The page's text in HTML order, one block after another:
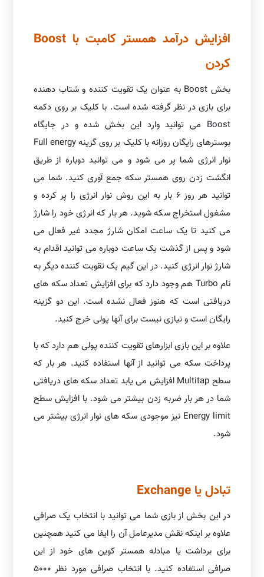
افزایش درآمد همستر کامبت با Boost
کردن
بخش Boost به عنوان یک تقویت کننده و شتاب دهنده
برای بازی در نظر گرفته شده است. با کلیک بر روی دکمه
Boost می توانید وارد این بخش شده و در جایگاه
بوسترهای رایگان روزانه با کلیک بر روی گزینه Full energy
نوار انرژی شما پر می شود و می توانید دوباره از طریق
انگشت زدن روی همستر سکه جمع آوری کنید. شما می
توانید هر روز 6 بار به این روش نوار انرژی را پر کرده و
مشغول استخراج سکه شوید. هر بار که انرژی خود را شارژ
می کنید تا یک ساعت امکان شارژ مجدد غیر فعال می
شود و پس از گذشت یک ساعت دوباره می توانید اقدام به
شارژ نوار انرژی کنید. در این گیم یک تقویت کننده دیگر به
نام Turbo هم وجود دارد که برای افزایش تعداد سکه های
دریافتی است که هنوز فعال نشده است. این دو گزینه
رایگان است و نیازی نیست برای آنها پولی خرج کنید.
علاوه بر این بازی ابزارهای تقویت کننده پولی هم دارد که با
پرداخت سکه می توانید از آنها استفاده کنید. هر بار که
سطح Multitap افزایش می یابد تعداد سکه های دریافتی
شما در هر بار ضربه زدن بیشتر می شود. با افزایش سطح
Energy limit نیز موجودی سکه های نوار انرژی بیشتر می
شود.
تبادل یا Exchange
در این بخش از بازی شما می توانید با انتخاب یک صرافی
علاوه بر اینکه نقش مدیرعامل آن را ایفا می کنید همچنین
برای برداشت یا مبادله همستر کوین های خود از این
صرافی استفاده کنید. با انتخاب صرافی مورد نظر 5000